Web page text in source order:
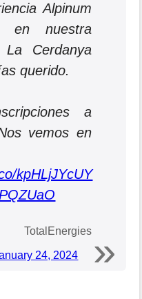
Alpinum
en nuestra
Cerdanya
querido.
a
vemos en
kpHLjJYcUY
24, 2024